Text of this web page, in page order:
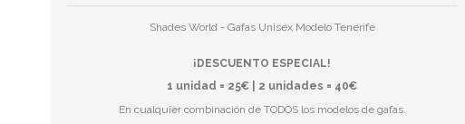
Shades World - Gafas Unisex Modelo Tenerife
¡DESCUENTO ESPECIAL!
1 unidad = 25€ | 2 unidades = 40€
En cualquier combinación de TODOS los modelos de gafas.